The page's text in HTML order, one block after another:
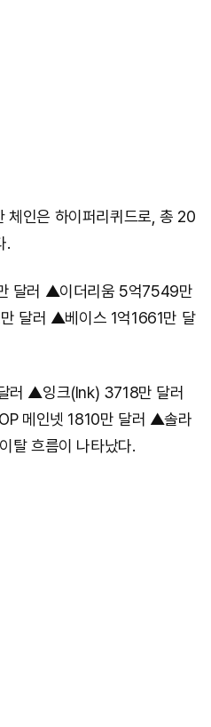
체인은 하이퍼리퀴드로, 총 20
.
달러 ▲이더리움 5억7549만
달러 ▲베이스 1억1661만 달
러 ▲잉크(Ink) 3718만 달러
메인넷 1810만 달러 ▲솔라
탈 흐름이 나타났다.